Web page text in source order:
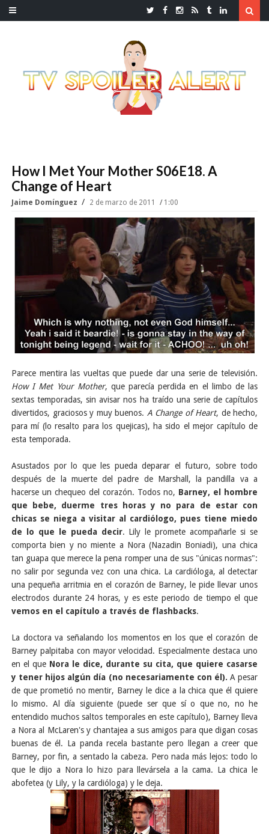
How I Met Your Mother S06E18. A
Change of Heart
Jaime Domínguez 2 de marzo de 2011 1:00
Parece mentira las vueltas que puede dar una serie de televisión.
How I Met Your Mother, que parecía perdida en el limbo de las
sextas temporadas, sin avisar nos ha traído una serie de capítulos
divertidos, graciosos y muy buenos. A Change of Heart, de hecho,
para mí (lo resalto para los quejicas), ha sido el mejor capítulo de
esta temporada.
Asustados por lo que les pueda deparar el futuro, sobre todo
después de la muerte del padre de Marshall, la pandilla va a
hacerse un chequeo del corazón. Todos no, Barney, el hombre
que bebe, duerme tres horas y no para de estar con
chicas se niega a visitar al cardiólogo, pues tiene miedo
de lo que le pueda decir. Lily le promete acompañarle si se
comporta bien y no miente a Nora (Nazadin Boniadi), una chica
tan guapa que merece la pena romper una de sus "únicas normas":
no salir por segunda vez con una chica. La cardióloga, al detectar
una pequeña arritmia en el corazón de Barney, le pide llevar unos
electrodos durante 24 horas, y es este periodo de tiempo el que
vemos en el capítulo a través de flashbacks.
La doctora va señalando los momentos en los que el corazón de
Barney palpitaba con mayor velocidad. Especialmente destaca uno
en el que Nora le dice, durante su cita, que quiere casarse
y tener hijos algún día (no necesariamente con él). A pesar
de que prometió no mentir, Barney le dice a la chica que él quiere
lo mismo. Al día siguiente (puede ser que sí o que no, no he
entendido muchos saltos temporales en este capítulo), Barney lleva
a Nora al McLaren's y chantajea a sus amigos para que digan cosas
buenas de él. La panda recela bastante pero llegan a creer que
Barney, por fin, a sentado la cabeza. Pero nada más lejos: todo lo
que le dijo a Nora lo hizo para llevársela a la cama. La chica le
abofetea (y Lily, y la cardióloga) y le deja.